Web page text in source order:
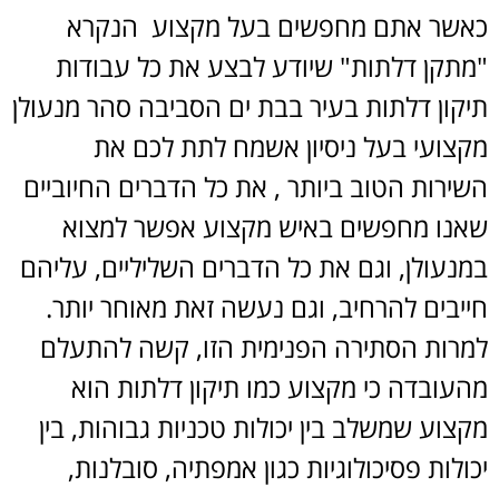
כאשר אתם מחפשים בעל מקצוע הנקרא
"מתקן דלתות" שיודע לבצע את כל עבודות
תיקון דלתות בעיר בבת ים הסביבה סהר מנעולן
מקצועי בעל ניסיון אשמח לתת לכם את
השירות הטוב ביותר , את כל הדברים החיוביים
שאנו מחפשים באיש מקצוע אפשר למצוא
במנעולן, וגם את כל הדברים השליליים, עליהם
חייבים להרחיב, וגם נעשה זאת מאוחר יותר.
למרות הסתירה הפנימית הזו, קשה להתעלם
מהעובדה כי מקצוע כמו תיקון דלתות הוא
מקצוע שמשלב בין יכולות טכניות גבוהות, בין
יכולות פסיכולוגיות כגון אמפתיה, סובלנות,